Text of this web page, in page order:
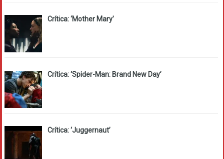
Crítica: ‘Mother Mary’
Crítica: ‘Spider-Man: Brand New Day’
Crítica: ‘Juggernaut’